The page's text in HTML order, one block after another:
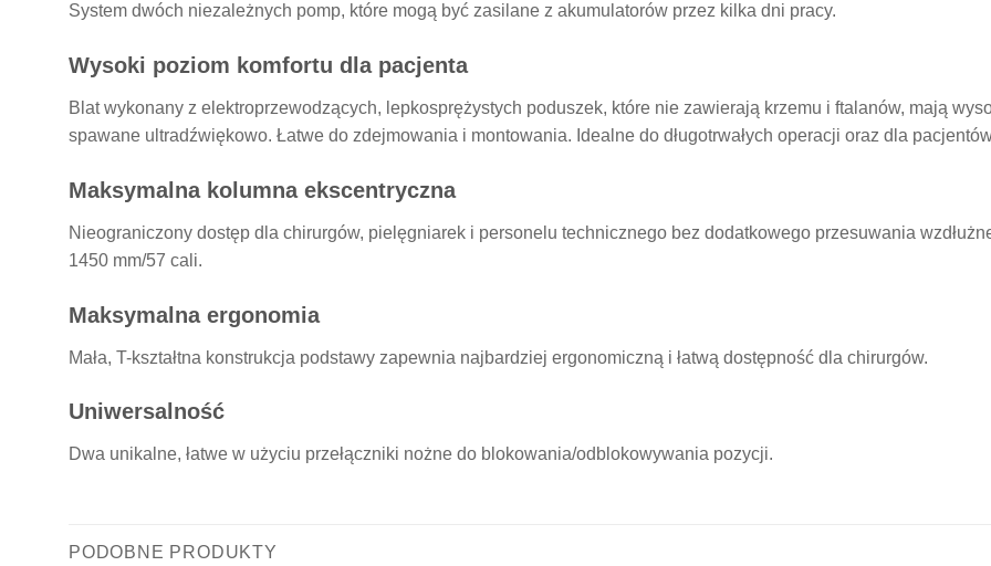
System dwóch niezależnych pomp, które mogą być zasilane z akumulatorów przez kilka dni pracy.
Wysoki poziom komfortu dla pacjenta
Blat wykonany z elektroprzewodzących, lepkosprężystych poduszek, które nie zawierają krzemu i ftalanów, mają
spawane ultradźwiękowo. Łatwe do zdejmowania i montowania. Idealne do długotrwałych operacji oraz dla
Maksymalna kolumna ekscentryczna
Nieograniczony dostęp dla chirurgów, pielęgniarek i personelu technicznego bez dodatkowego przesuwania
1450 mm/57 cali.
Maksymalna ergonomia
Mała, T-kształtna konstrukcja podstawy zapewnia najbardziej ergonomiczną i łatwą dostępność dla chirurgów.
Uniwersalność
Dwa unikalne, łatwe w użyciu przełączniki nożne do blokowania/odblokowywania pozycji.
PODOBNE PRODUKTY